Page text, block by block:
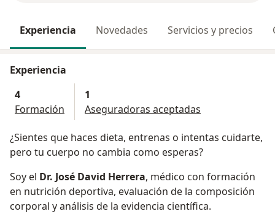
Experiencia Novedades Servicios y precios
Experiencia
4
Formación
1
Aseguradoras aceptadas
¿Sientes que haces dieta, entrenas o intentas cuidarte,
pero tu cuerpo no cambia como esperas?
Soy el Dr. José David Herrera, médico con formación
en nutrición deportiva, evaluación de la composición
corporal y análisis de la evidencia científica.